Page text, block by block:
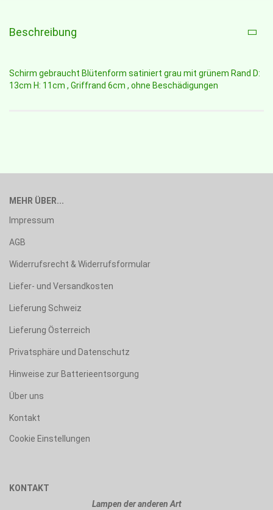
Beschreibung
Schirm gebraucht Blütenform satiniert grau mit grünem Rand D:
13cm H: 11cm , Griffrand 6cm , ohne Beschädigungen
MEHR ÜBER...
Impressum
AGB
Widerrufsrecht & Widerrufsformular
Liefer- und Versandkosten
Lieferung Schweiz
Lieferung Österreich
Privatsphäre und Datenschutz
Hinweise zur Batterieentsorgung
Über uns
Kontakt
Cookie Einstellungen
KONTAKT
Lampen der anderen Art